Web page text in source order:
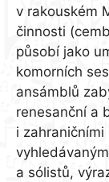
v rakouském
činnosti
působí jako
komorních
ansámblů
renesanční a
i
a sólistů,